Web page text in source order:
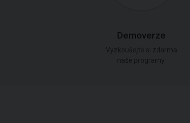
Demoverze